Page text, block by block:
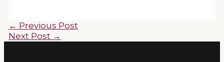
← Previous Post
Next Post →